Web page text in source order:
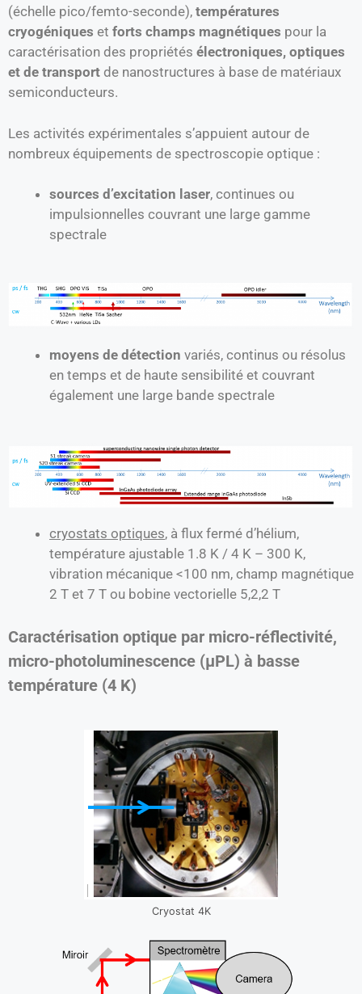
(échelle pico/femto-seconde), températures
cryogéniques et forts champs magnétiques pour la
caractérisation des propriétés électroniques, optiques
et de transport de nanostructures à base de matériaux
semiconducteurs.
Les activités expérimentales s’appuient autour de
nombreux équipements de spectroscopie optique :
sources d’excitation laser, continues ou
impulsionnelles couvrant une large gamme
spectrale
moyens de détection variés, continus ou résolus
en temps et de haute sensibilité et couvrant
également une large bande spectrale
cryostats optiques, à flux fermé d’hélium,
température ajustable 1.8 K / 4 K – 300 K,
vibration mécanique <100 nm, champ magnétique
2 T et 7 T ou bobine vectorielle 5,2,2 T
Caractérisation optique par micro-réflectivité,
micro-photoluminescence (µPL) à basse
température (4 K)
Cryostat 4K